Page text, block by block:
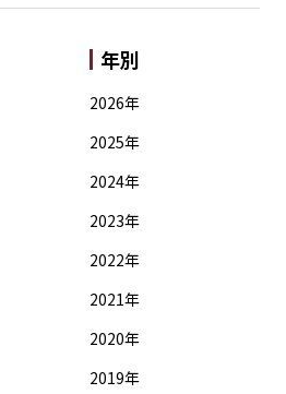
年別
2026年
2025年
2024年
2023年
2022年
2021年
2020年
2019年